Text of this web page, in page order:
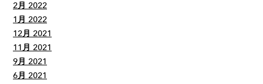
2月 2022
1月 2022
12月 2021
11月 2021
9月 2021
6月 2021